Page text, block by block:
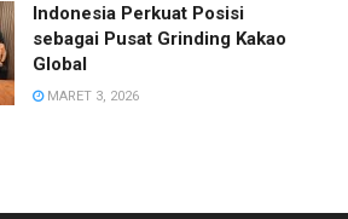
Indonesia Perkuat Posisi
sebagai Pusat Grinding Kakao
Global
MARET 3, 2026